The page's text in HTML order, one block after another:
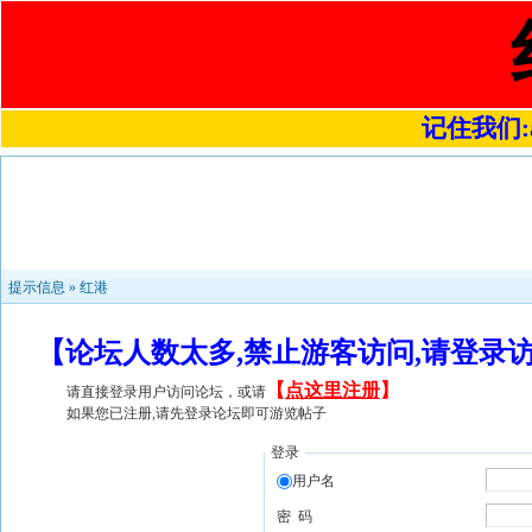
记住我们
提示信息 » 红港
【论坛人数太多,禁止游客访问,请登
请直接登录用户访问论坛，或请 【 点这里注册】
如果您已注册,请先登录论坛即可游览帖子
登录
用户名
密 码